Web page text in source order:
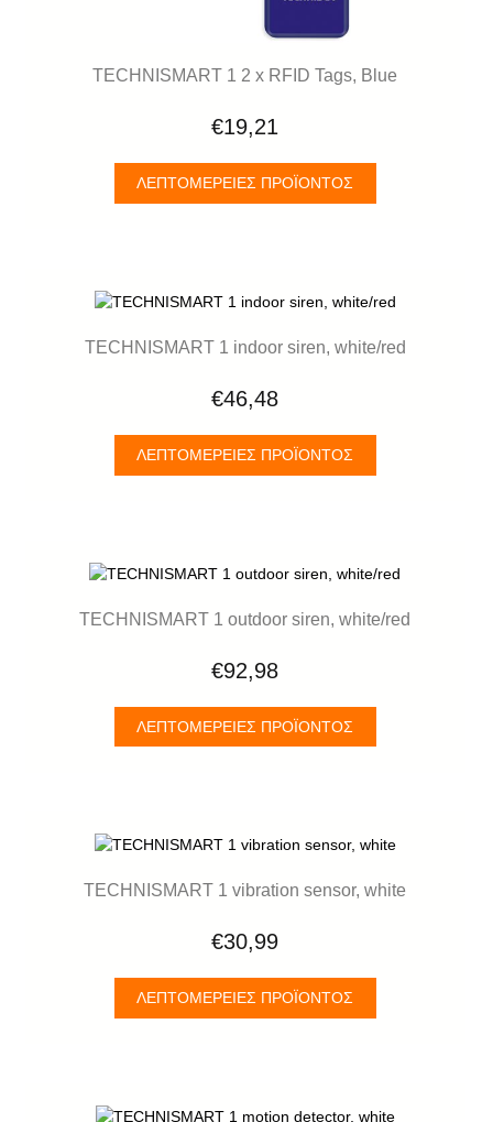
TECHNISMART 1 2 x RFID Tags, Blue
€19,21
ΛΕΠΤΟΜΈΡΕΙΕΣ ΠΡΟΪΌΝΤΟΣ
TECHNISMART 1 indoor siren, white/red
€46,48
ΛΕΠΤΟΜΈΡΕΙΕΣ ΠΡΟΪΌΝΤΟΣ
TECHNISMART 1 outdoor siren, white/red
€92,98
ΛΕΠΤΟΜΈΡΕΙΕΣ ΠΡΟΪΌΝΤΟΣ
TECHNISMART 1 vibration sensor, white
€30,99
ΛΕΠΤΟΜΈΡΕΙΕΣ ΠΡΟΪΌΝΤΟΣ